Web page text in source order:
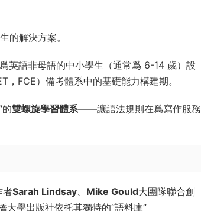
的解決方案。
英語非母語的中小學生（通常爲 6-14 歲）設
FCE）備考體系中的基礎能力構建期。
雙螺旋學習體系——讓語法規則在爲寫作服務
者Sarah Lindsay、 Mike Gould大團隊聯合創
學出版社依托其獨特的“語料庫”